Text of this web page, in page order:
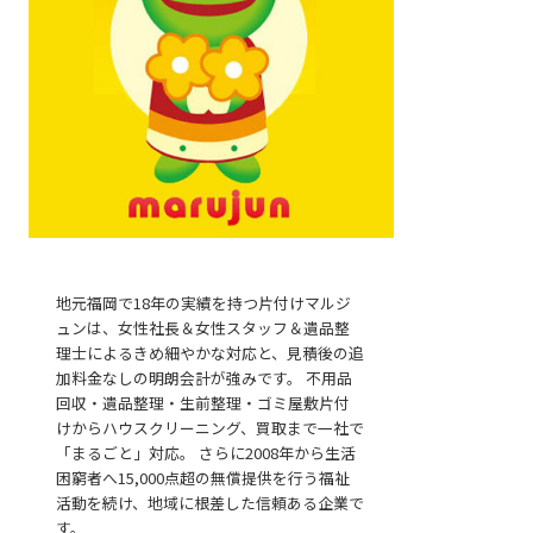
地元福岡で18年の実績を持つ片付けマルジ
ュンは、女性社長＆女性スタッフ＆遺品整
理士によるきめ細やかな対応と、見積後の追
加料金なしの明朗会計が強みです。 不用品
回収・遺品整理・生前整理・ゴミ屋敷片付
けからハウスクリーニング、買取まで一社で
「まるごと」対応。 さらに2008年から生活
困窮者へ15,000点超の無償提供を行う福祉
活動を続け、地域に根差した信頼ある企業で
す。